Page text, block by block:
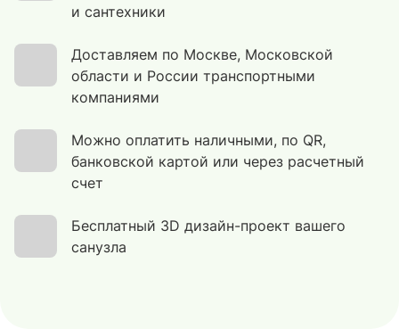
и сантехники
Доставляем по Москве, Московской
области и России транспортными
компаниями
Можно оплатить наличными, по QR,
банковской картой или через расчетный
счет
Бесплатный 3D дизайн-проект вашего
санузла